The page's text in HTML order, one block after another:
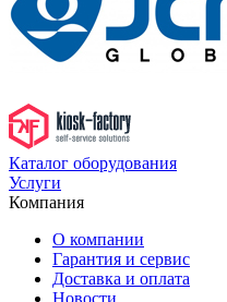
Каталог оборудования
Услуги
Компания
О компании
Гарантия и сервис
Доставка и оплата
Новости